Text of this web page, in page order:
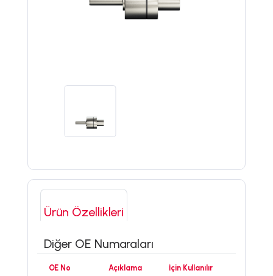
Ürün Özellikleri
Diğer OE Numaraları
OE No Açıklama İçin Kullanılır